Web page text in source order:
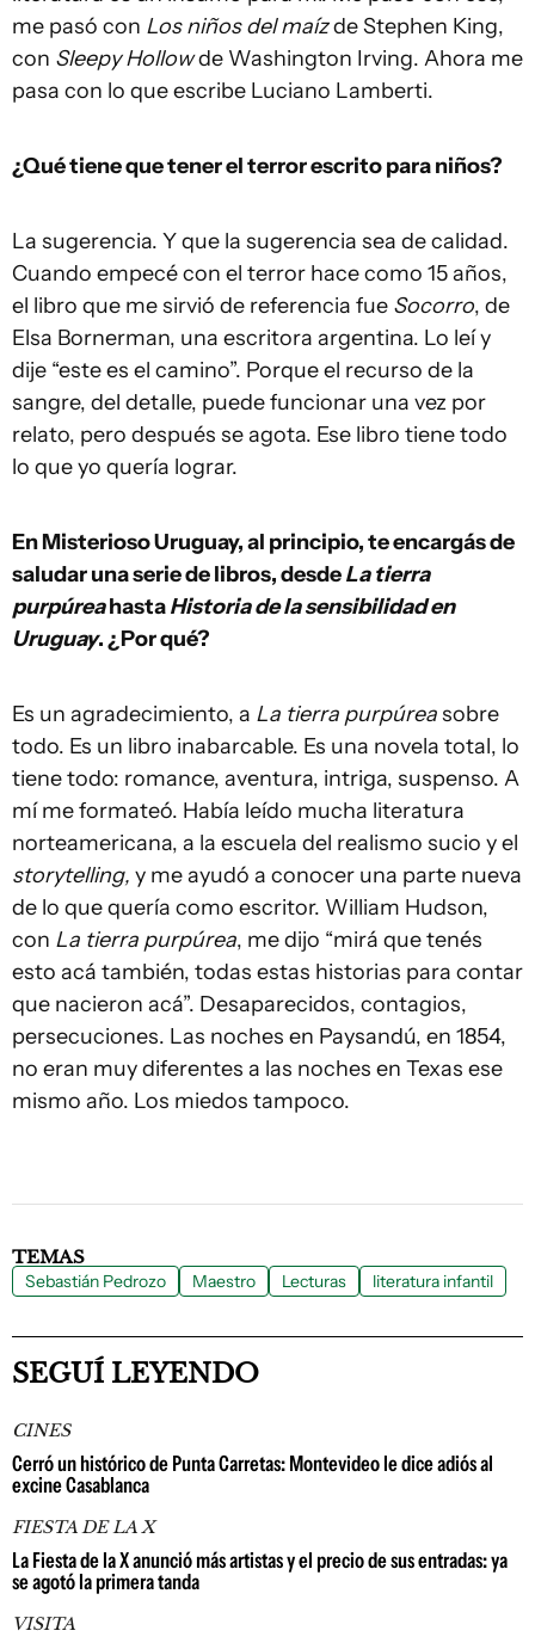
me pasó con Los niños del maízde Stephen King,
con Sleepy Hollowde Washington Irving. Ahora me
pasa con lo que escribe Luciano Lamberti.
¿Qué tiene que tener el terror escrito para niños?
La sugerencia. Y que la sugerencia sea de calidad.
Cuando empecé con el terror hace como 15 años,
el libro que me sirvió de referencia fue Socorro, de
Elsa Bornerman, una escritora argentina. Lo leí y
dije “este es el camino”. Porque el recurso de la
sangre, del detalle, puede funcionar una vez por
relato, pero después se agota. Ese libro tiene todo
lo que yo quería lograr.
En Misterioso Uruguay, al principio, te encargás de
saludar una serie de libros, desdeLa tierra
purpúreahastaHistoria de la sensibilidad en
Uruguay. ¿Por qué?
Es un agradecimiento, a La tierra purpúreasobre
todo. Es un libro inabarcable. Es una novela total, lo
tiene todo: romance, aventura, intriga, suspenso. A
mí me formateó. Había leído mucha literatura
norteamericana, a la escuela del realismo sucio y el
storytelling, y me ayudó a conocer una parte nueva
de lo que quería como escritor. William Hudson,
con La tierra purpúrea, me dijo “mirá que tenés
esto acá también, todas estas historias para contar
que nacieron acá”. Desaparecidos, contagios,
persecuciones. Las noches en Paysandú, en 1854,
no eran muy diferentes a las noches en Texas ese
mismo año. Los miedos tampoco.
TEMAS
Sebastián Pedrozo Maestro Lecturas literatura infantil
SEGUÍ LEYENDO
CINES
Cerró un histórico de Punta Carretas: Montevideo le dice adiós al
excine Casablanca
FIESTA DE LA X
La Fiesta de la X anunció más artistas y el precio de sus entradas: ya
se agotó la primera tanda
VISITA